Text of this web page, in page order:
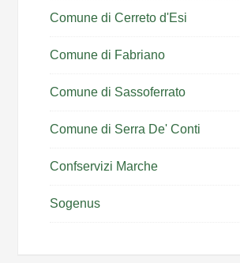
Comune di Cerreto d'Esi
Comune di Fabriano
Comune di Sassoferrato
Comune di Serra De' Conti
Confservizi Marche
Sogenus